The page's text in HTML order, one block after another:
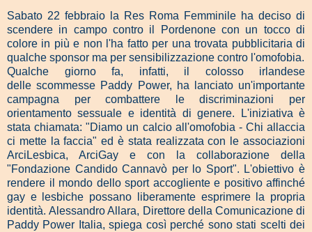
Sabato 22 febbraio la Res Roma Femminile ha deciso di
scendere in campo contro il Pordenone con un tocco di
colore in più e non l'ha fatto per una trovata pubblicitaria di
qualche sponsor ma per sensibilizzazione contro l'omofobia.
Qualche giorno fa, infatti, il colosso irlandese
delle scommesse Paddy Power, ha lanciato un'importante
campagna per combattere le discriminazioni per
orientamento sessuale e identità di genere. L'iniziativa è
stata chiamata: "Diamo un calcio all'omofobia - Chi allaccia
ci mette la faccia" ed è stata realizzata con le associazioni
ArciLesbica, ArciGay e con la collaborazione della
"Fondazione Candido Cannavò per lo Sport". L'obiettivo è
rendere il mondo dello sport accogliente e positivo affinché
gay e lesbiche possano liberamente esprimere la propria
identità.Alessandro Allara, Direttore della Comunicazione di
Paddy Power Italia, spiega così perché sono stati scelti dei